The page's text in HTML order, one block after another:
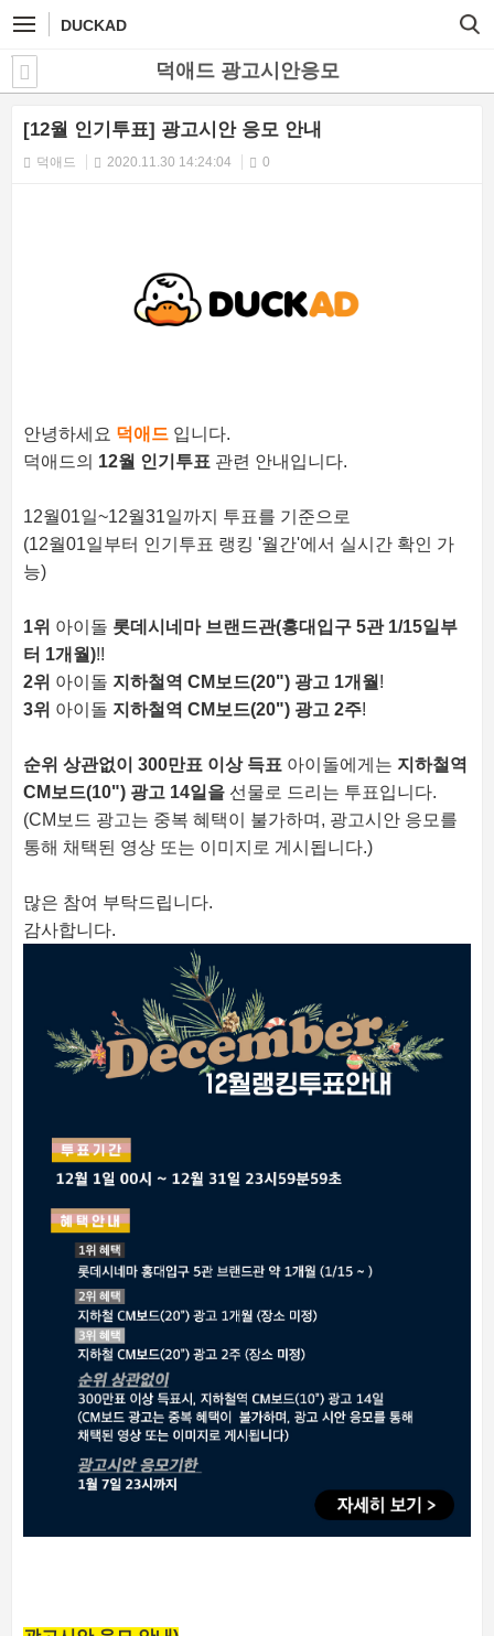
DUCKAD
덕애드 광고시안응모
[12월 인기투표] 광고시안 응모 안내
덕애드 2020.11.30 14:24:04 0
안녕하세요 덕애드 입니다.
덕애드의 12월 인기투표 관련 안내입니다.
12월01일~12월31일까지 투표를 기준으로
(12월01일부터 인기투표 랭킹 '월간'에서 실시간 확인 가
능)
1위 아이돌 롯데시네마 브랜드관(홍대입구 5관 1/15일부
터 1개월)!!
2위 아이돌 지하철역 CM보드(20") 광고 1개월 !
3위 아이돌 지하철역 CM보드(20") 광고 2주!
순위 상관없이 300만표 이상 득표 아이돌에게는 지하철역
CM보드(10") 광고 14일을 선물로 드리는 투표입니다.
(CM보드 광고는 중복 혜택이 불가하며, 광고시안 응모를
통해 채택된 영상 또는 이미지로 게시됩니다.)
많은 참여 부탁드립니다.
감사합니다.